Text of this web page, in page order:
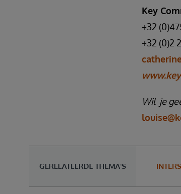
Key
+32
+32 (0)2
Wil je
GERELATEERDE THEMA'S